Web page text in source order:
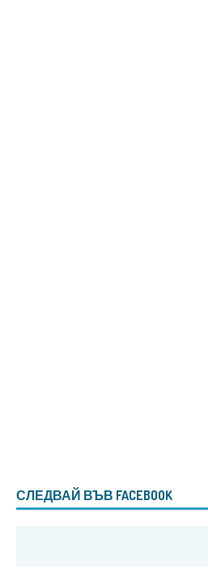
СЛЕДВАЙ ВЪВ FACEBOOK